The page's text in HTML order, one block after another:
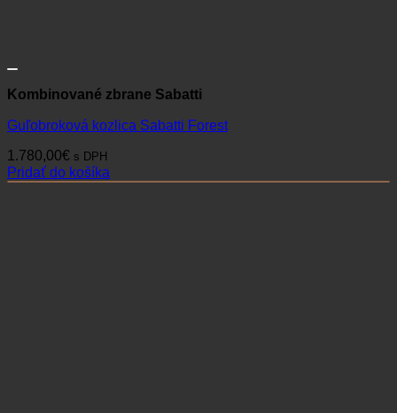
Kombinované zbrane Sabatti
Guľobroková kozlica Sabatti Forest
1.780,00€ s DPH
Pridať do košíka